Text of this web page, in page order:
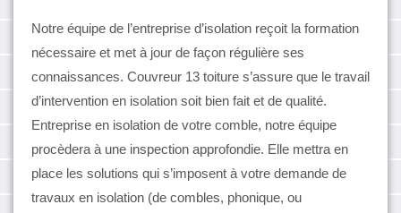
Notre équipe de l’entreprise d’isolation reçoit la formation
nécessaire et met à jour de façon régulière ses
connaissances. Couvreur 13 toiture s’assure que le travail
d’intervention en isolation soit bien fait et de qualité.
Entreprise en isolation de votre comble, notre équipe
procèdera à une inspection approfondie. Elle mettra en
place les solutions qui s’imposent à votre demande de
travaux en isolation (de combles, phonique, ou